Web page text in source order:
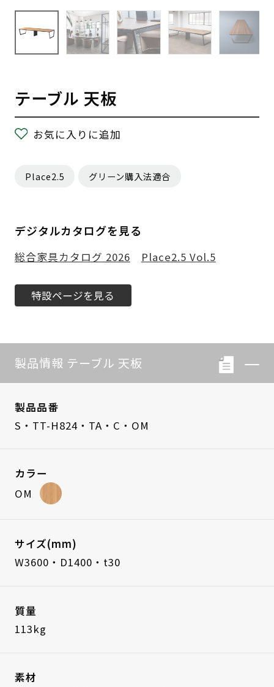
テーブル 天板
お気に入りに追加
Place2.5 グリーン購入法適合
デジタルカタログを見る
総合家具カタログ 2026 Place2.5 Vol.5
特設ページを見る
製品情報 テーブル 天板
製品品番
S・TT-H824・TA・C・OM
カラー
OM
サイズ(mm)
W3600・D1400・t30
質量
113kg
素材